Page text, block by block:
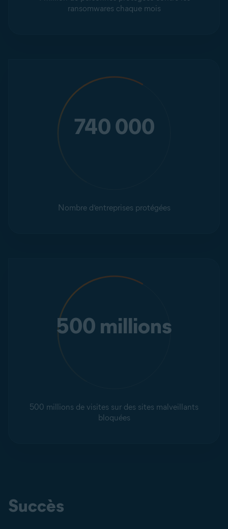
ransomwares chaque mois
740 000
Nombre d’entreprises protégées
500 millions
500 millions de visites sur des sites malveillants
bloquées
Succès